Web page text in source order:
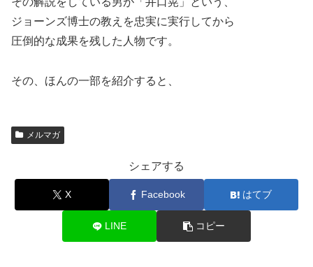
ジョーンズ博士の教えを忠実に実行してから
圧倒的な成果を残した人物です。
その、ほんの一部を紹介すると、
メルマガ
シェアする
X Facebook はてブ
LINE コピー